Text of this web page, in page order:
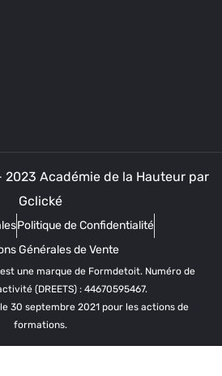
2023 Académie de la Hauteur par
Gclické
Politique de Confidentialité
Générales de Vente
une marque de Formdetoit. Numéro de
(DREETS) : 44670595467.
30 septembre 2021 pour les actions de
formations.